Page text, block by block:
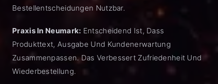
Bestellentscheidungen Nutzbar.
Praxis In Neumark: Entscheidend Ist, Dass
Produkttext, Ausgabe Und Kundenerwartung
Zusammenpassen. Das Verbessert Zufriedenheit Und
Wiederbestellung.